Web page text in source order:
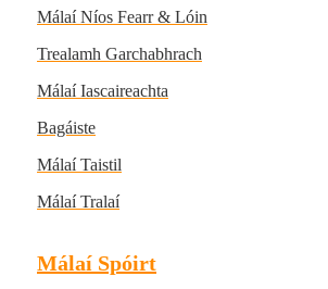
Málaí Níos Fearr & Lóin
Trealamh Garchabhrach
Málaí Iascaireachta
Bagáiste
Málaí Taistil
Málaí Tralaí
Málaí Spóirt